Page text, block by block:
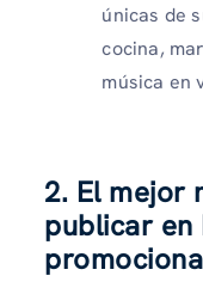
únicas de
cocina,
música en
2. El mejor
publicar en